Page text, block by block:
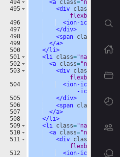
494
495
496
497
498
499
500
501
502
503
504
505
506
507
508
509
510
511
512
<a class="navbar-
<div class
flexbox"
<ion-icon name=
</div>
<span class
</a>
</li>
<li class="navbar-
<a class="navbar-
<div class
flexbox"
<ion-icon
-icon
</div>
<span class "link-
</a>
</li>
<li class="navbar-
<a class="navbar-
<div class
flexbox"
<ion-icon name =